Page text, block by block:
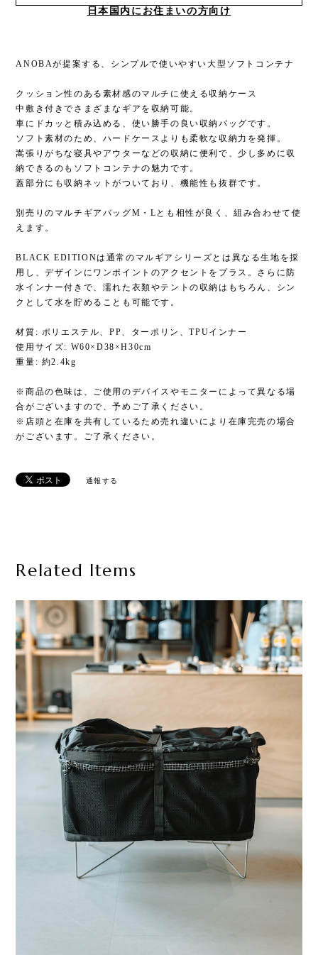
日本国内にお住まいの方向け
ANOBAが提案する、シンプルで使いやすい大型ソフトコンテナ
クッション性のある素材感のマルチに使える収納ケース
中敷き付きでさまざまなギアを収納可能。
車にドカッと積み込める、使い勝手の良い収納バッグです。
ソフト素材のため、ハードケースよりも柔軟な収納力を発揮。
嵩張りがちな寝具やアウターなどの収納に便利で、少し多めに収
納できるのもソフトコンテナの魅力です。
蓋部分にも収納ネットがついており、機能性も抜群です。
別売りのマルチギアバッグM・Lとも相性が良く、組み合わせて使
えます。
BLACK EDITIONは通常のマルギアシリーズとは異なる生地を採
用し、デザインにワンポイントのアクセントをプラス。さらに防
水インナー付きで、濡れた衣類やテントの収納はもちろん、シン
クとして水を貯めることも可能です。
材質: ポリエステル、PP、ターポリン、TPUインナー
使用サイズ: W60×D38×H30cm
重量: 約2.4kg
※商品の色味は、ご使用のデバイスやモニターによって異なる場
合がございますので、予めご了承ください。
※店頭と在庫を共有しているため売れ違いにより在庫完売の場合
がございます。ご了承ください。
通報する
Related Items